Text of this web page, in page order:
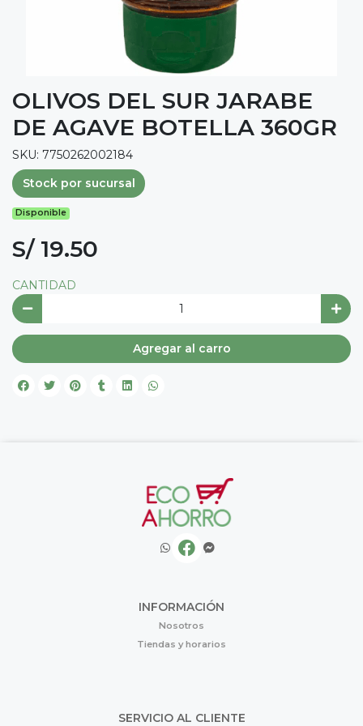
OLIVOS DEL SUR JARABE
DE AGAVE BOTELLA 360GR
SKU: 7750262002184
Stock por sucursal
Disponible
S/ 19.50
CANTIDAD
Agregar al carro
INFORMACIÓN
Nosotros
Tiendas y horarios
SERVICIO AL CLIENTE